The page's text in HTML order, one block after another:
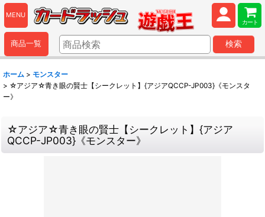
MENU
カート
商品一覧 検索
ホーム > モンスター
> ☆アジア☆青き眼の賢士【シークレット】{アジアQCCP-JP003}《モンスタ
ー》
☆アジア☆青き眼の賢士【シークレット】{アジア
QCCP-JP003}《モンスター》